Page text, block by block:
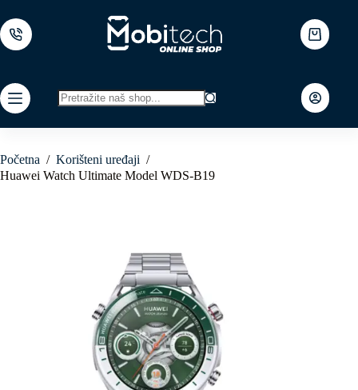
to
content
Shopping
cart
results
Početna / Korišteni uređaji /
Huawei Watch Ultimate Model WDS-B19